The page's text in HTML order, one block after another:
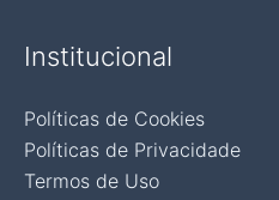
Institucional
Políticas de Cookies
Políticas de Privacidade
Termos de Uso